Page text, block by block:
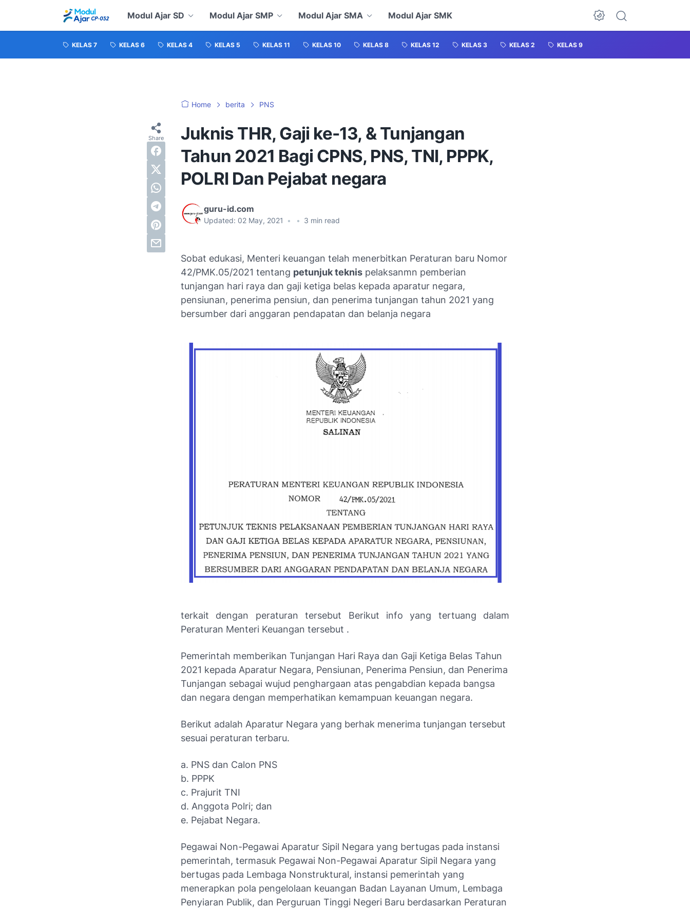
Modul Ajar SD Modul Ajar SMP Modul Ajar SMA Modul Ajar SMK
KELAS 7 KELAS 6 KELAS 4 KELAS 5 KELAS 11 KELAS 10 KELAS 8 KELAS 12 KELAS 3 KELAS 2 KELAS 9
Home berita PNS
Juknis THR, Gaji ke-13, & Tunjangan
Tahun 2021 Bagi CPNS, PNS, TNI, PPPK,
POLRI Dan Pejabat negara
guru-id.com
Updated: 02 May, 2021 • • 3 min read
Sobat edukasi, Menteri keuangan telah menerbitkan Peraturan baru Nomor
42/PMK.05/2021 tentang petunjuk teknis pelaksanmn pemberian
tunjangan hari raya dan gaji ketiga belas kepada aparatur negara,
pensiunan, penerima pensiun, dan penerima tunjangan tahun 2021 yang
bersumber dari anggaran pendapatan dan belanja negara
terkait dengan peraturan tersebut Berikut info yang tertuang dalam
Peraturan Menteri Keuangan tersebut .
Pemerintah memberikan Tunjangan Hari Raya dan Gaji Ketiga Belas Tahun
2021 kepada Aparatur Negara, Pensiunan, Penerima Pensiun, dan Penerima
Tunjangan sebagai wujud penghargaan atas pengabdian kepada bangsa
dan negara dengan memperhatikan kemampuan keuangan negara.
Berikut adalah Aparatur Negara yang berhak menerima tunjangan tersebut
sesuai peraturan terbaru.
a. PNS dan Calon PNS
b. PPPK
c. Prajurit TNI
d. Anggota Polri; dan
e. Pejabat Negara.
Pegawai Non-Pegawai Aparatur Sipil Negara yang bertugas pada instansi
pemerintah, termasuk Pegawai Non-Pegawai Aparatur Sipil Negara yang
bertugas pada Lembaga Nonstruktural, instansi pemerintah yang
menerapkan pola pengelolaan keuangan Badan Layanan Umum, Lembaga
Penyiaran Publik, dan Perguruan Tinggi Negeri Baru berdasarkan Peraturan